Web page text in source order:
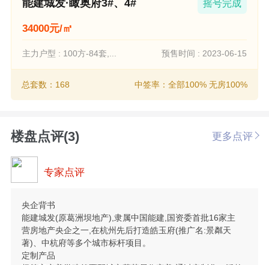
能建城发·瞰奥府3#、4# 摇号完成
34000元/㎡
主力户型 : 100方-84套,... 预售时间 : 2023-06-15
总套数：168 中签率：全部100% 无房100%
楼盘点评(3) 更多点评
专家点评
央企背书
能建城发(原葛洲坝地产),隶属中国能建,国资委首批16家主
营房地产央企之一,在杭州先后打造皓玉府(推广名:景粼天
著)、中杭府等多个城市标杆项目。
定制产品